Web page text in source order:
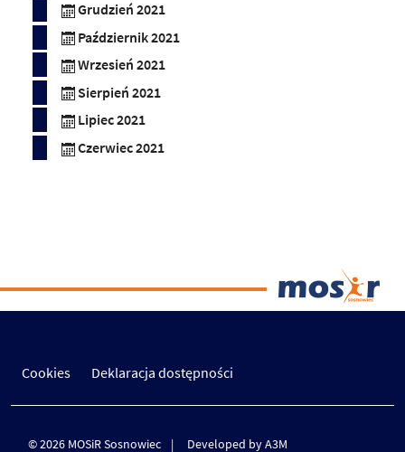
Grudzień 2021
Październik 2021
Wrzesień 2021
Sierpień 2021
Lipiec 2021
Czerwiec 2021
Cookies Deklaracja dostępności
© 2026 MOSiR Sosnowiec Developed by A3M